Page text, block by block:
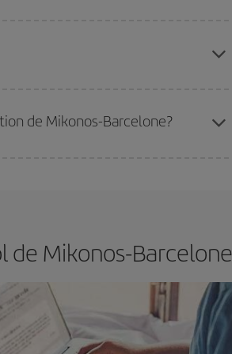
de Mikonos-Barcelone?
Mikonos-Barcelone